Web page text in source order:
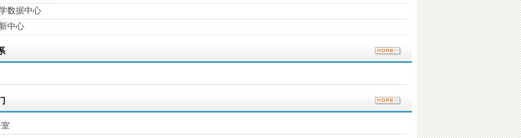
数据中心
中心